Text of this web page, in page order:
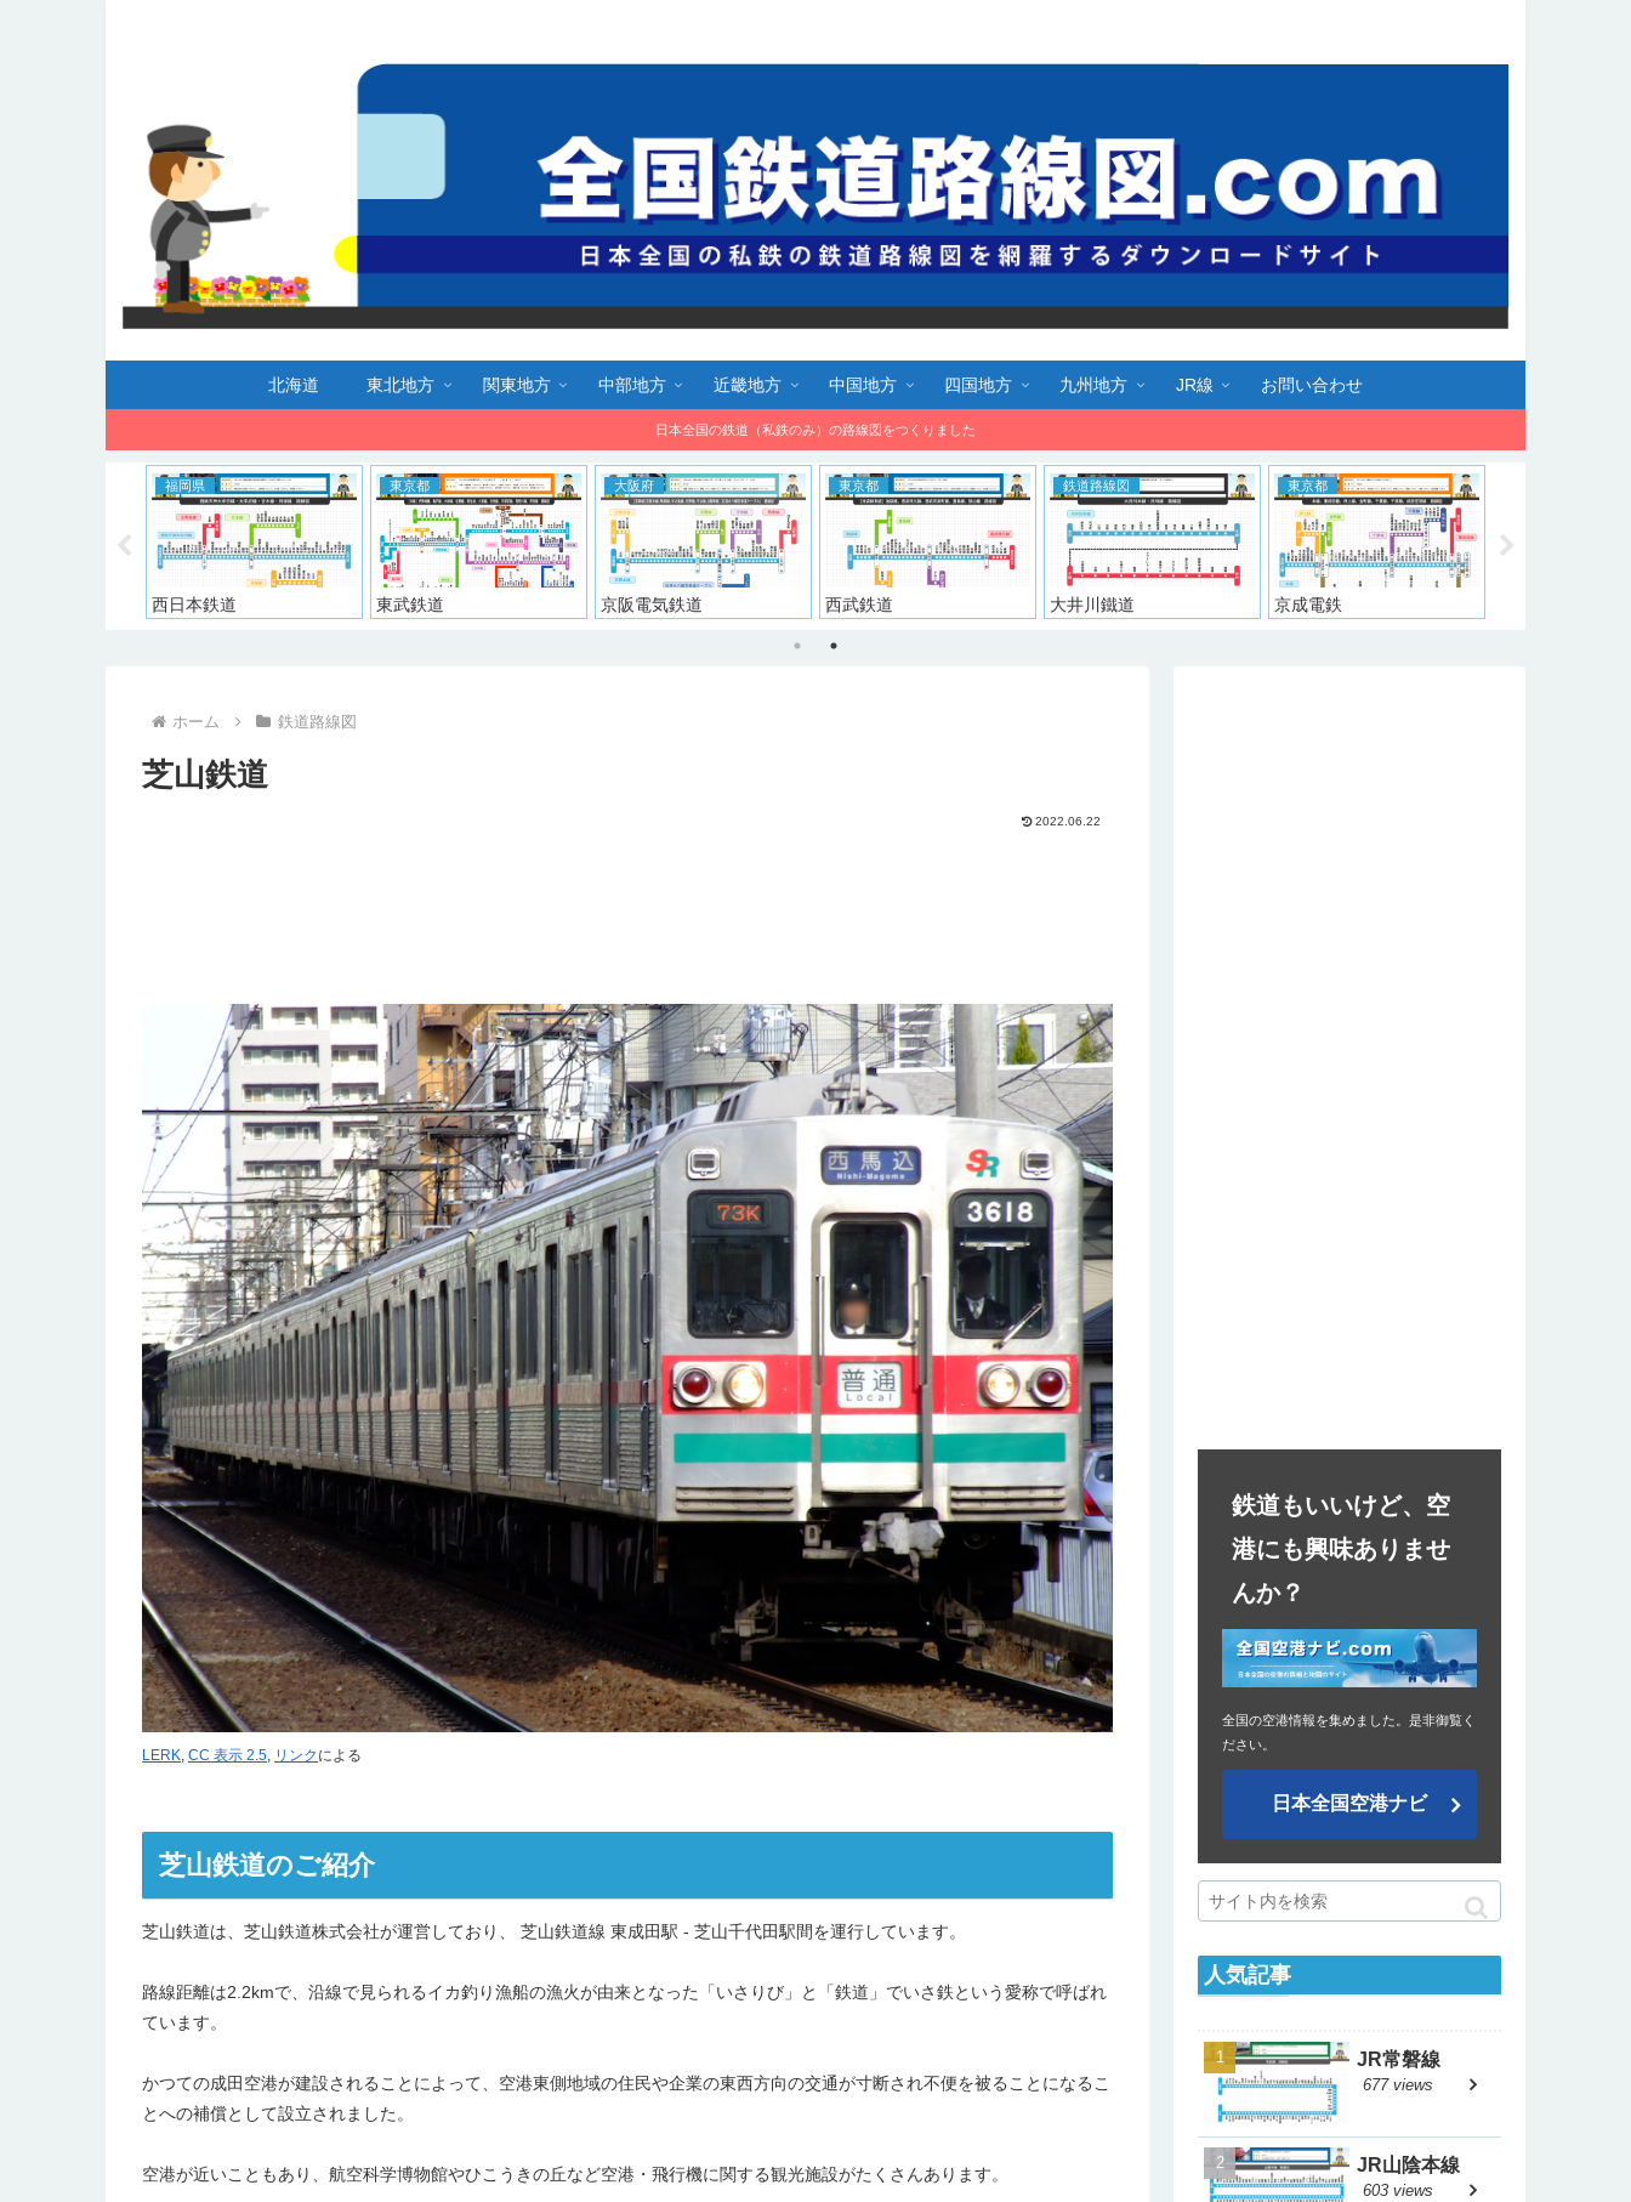
北海道 東北地方 関東地方 中部地方 近畿地方 中国地方 四国地方 九州地方 JR線 お問い合わせ
日本全国の鉄道（私鉄のみ）の路線図をつくりました
福岡県
西日本鉄道
東京都
東武鉄道
大阪府
京阪電気鉄道
東京都
西武鉄道
鉄道路線図
大井川鐵道
東京都
京成電鉄
ホーム 鉄道路線図
芝山鉄道
2022.06.22
LERK CC 表示 2.5 リンク による
芝山鉄道のご紹介
芝山鉄道は、芝山鉄道株式会社が運営しており、 芝山鉄道線 東成田駅 - 芝山千代田駅間を運行しています。
路線距離は2.2kmで、沿線で見られるイカ釣り漁船の漁火が由来となった「いさりび」と「鉄道」でいさ鉄という愛称で呼ばれ
ています。
かつての成田空港が建設されることによって、空港東側地域の住民や企業の東西方向の交通が寸断され不便を被ることになるこ
とへの補償として設立されました。
空港が近いこともあり、航空科学博物館やひこうきの丘など空港・飛行機に関する観光施設がたくさんあります。
鉄道もいいけど、空
港にも興味ありませ
んか？
全国の空港情報を集めました。是非御覧く
ださい。
日本全国空港ナビ
人気記事
JR常磐線
677 views
JR山陰本線
603 views